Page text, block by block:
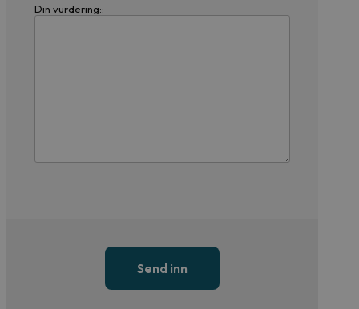
Din vurdering::
Send inn